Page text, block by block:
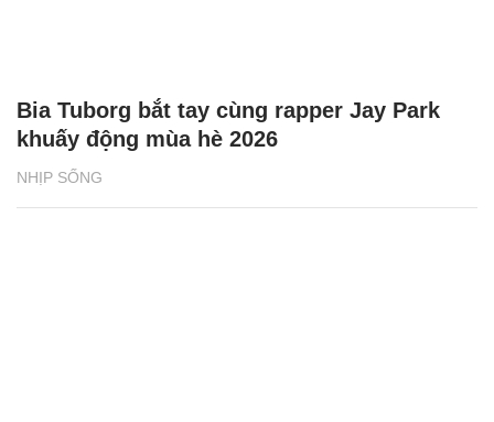
NHỊP SỐNG
Bia Tuborg bắt tay cùng rapper Jay Park
khuấy động mùa hè 2026